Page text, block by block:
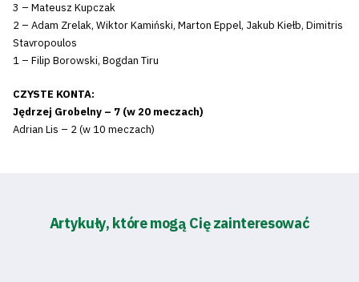
3 – Mateusz Kupczak
2 – Adam Zrelak, Wiktor Kamiński, Marton Eppel, Jakub Kiełb, Dimitris
Stavropoulos
1 – Filip Borowski, Bogdan Tiru
CZYSTE KONTA:
Jędrzej Grobelny – 7 (w 20 meczach)
Adrian Lis – 2 (w 10 meczach)
Artykuły, które mogą Cię zainteresować